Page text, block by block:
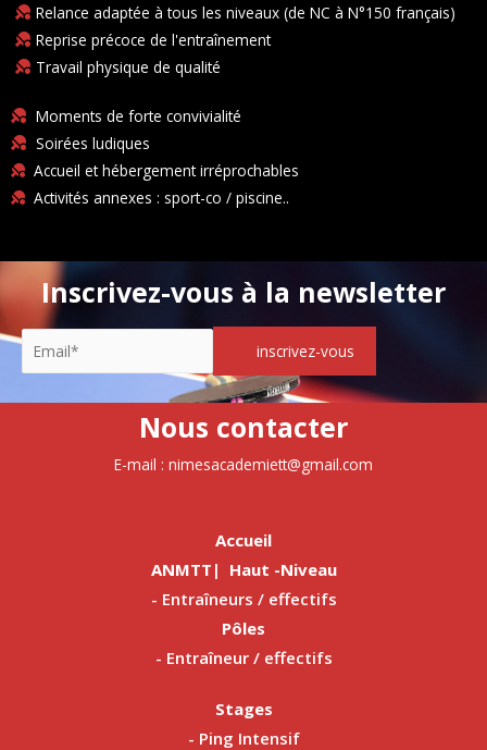
Relance adaptée à tous les niveaux (de NC à N°150 français)​
Reprise précoce de l'entraînement​
Travail physique de qualité​​
Moments de forte convivialité​
Soirées ludiques​
Accueil et hébergement irréprochables
Activités annexes : sport-co / piscine..
Inscrivez-vous à la newsletter
Nous contacter
E-mail : nimesacademiett@gmail.com
Accueil
ANMTT| Haut -Niveau
- Entraîneurs / effectifs
Pôles
- Entraîneur / effectifs
Stages
- Ping Intensif